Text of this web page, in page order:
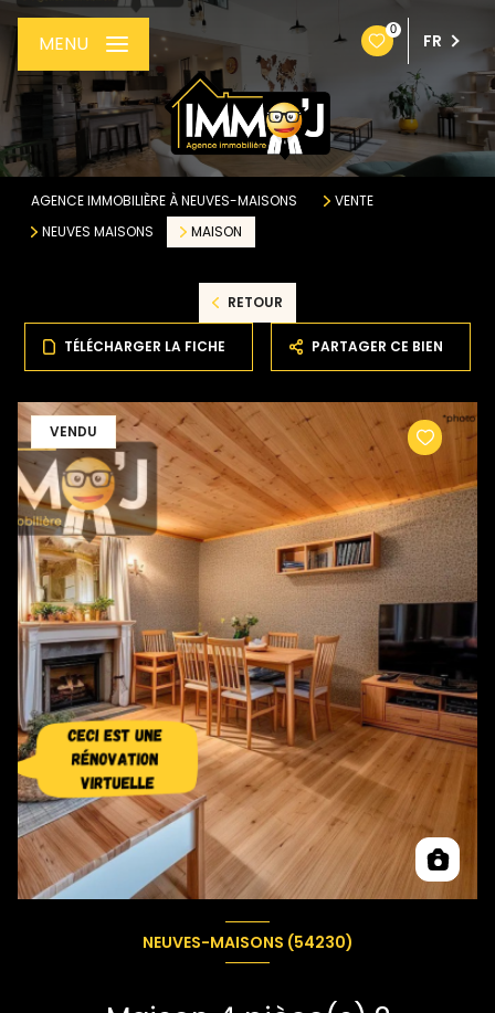
0
FR
MENU
AGENCE IMMOBILIÈRE À NEUVES-MAISONS
VENTE
NEUVES MAISONS
MAISON
RETOUR
TÉLÉCHARGER LA FICHE PARTAGER CE BIEN
VENDU
NEUVES-MAISONS (54230)